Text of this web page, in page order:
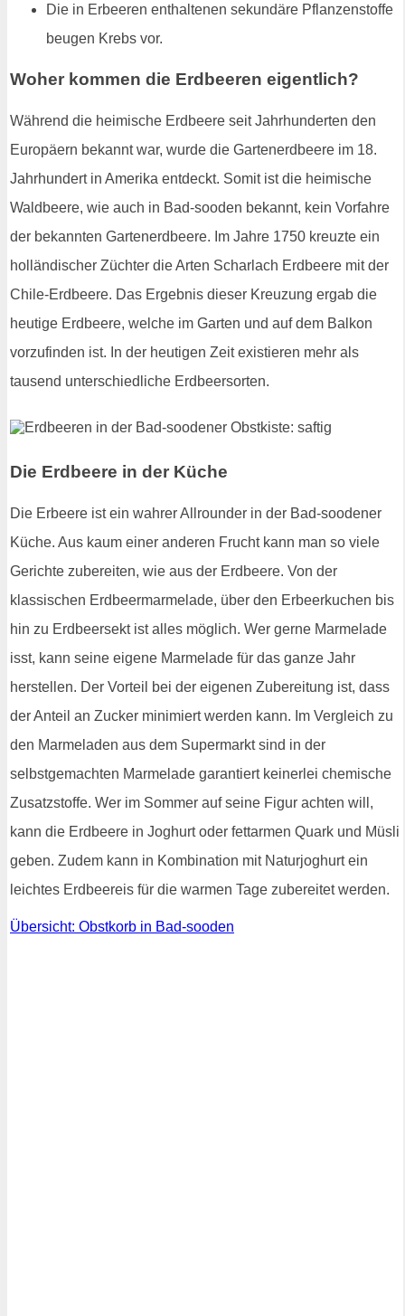
Die in Erbeeren enthaltenen sekundäre Pflanzenstoffe
beugen Krebs vor.
Woher kommen die Erdbeeren eigentlich?
Während die heimische Erdbeere seit Jahrhunderten den
Europäern bekannt war, wurde die Gartenerdbeere im 18.
Jahrhundert in Amerika entdeckt. Somit ist die heimische
Waldbeere, wie auch in Bad-sooden bekannt, kein Vorfahre
der bekannten Gartenerdbeere. Im Jahre 1750 kreuzte ein
holländischer Züchter die Arten Scharlach Erdbeere mit der
Chile-Erdbeere. Das Ergebnis dieser Kreuzung ergab die
heutige Erdbeere, welche im Garten und auf dem Balkon
vorzufinden ist. In der heutigen Zeit existieren mehr als
tausend unterschiedliche Erdbeersorten.
Die Erdbeere in der Küche
Die Erbeere ist ein wahrer Allrounder in der Bad-soodener
Küche. Aus kaum einer anderen Frucht kann man so viele
Gerichte zubereiten, wie aus der Erdbeere. Von der
klassischen Erdbeermarmelade, über den Erbeerkuchen bis
hin zu Erdbeersekt ist alles möglich. Wer gerne Marmelade
isst, kann seine eigene Marmelade für das ganze Jahr
herstellen. Der Vorteil bei der eigenen Zubereitung ist, dass
der Anteil an Zucker minimiert werden kann. Im Vergleich zu
den Marmeladen aus dem Supermarkt sind in der
selbstgemachten Marmelade garantiert keinerlei chemische
Zusatzstoffe. Wer im Sommer auf seine Figur achten will,
kann die Erdbeere in Joghurt oder fettarmen Quark und Müsli
geben. Zudem kann in Kombination mit Naturjoghurt ein
leichtes Erdbeereis für die warmen Tage zubereitet werden.
Übersicht: Obstkorb in Bad-sooden